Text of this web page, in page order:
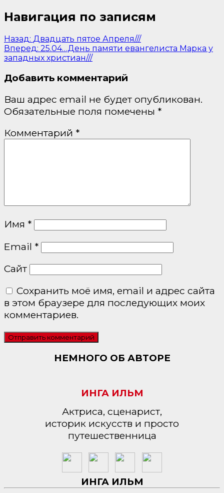
Навигация по записям
Назад: Двадцать пятое Апреля///
Вперед: 25.04…День памяти евангелиста Марка у
западных христиан///
Добавить комментарий
Ваш адрес email не будет опубликован.
Обязательные поля помечены *
Комментарий *
Имя *
Email *
Сайт
Сохранить моё имя, email и адрес сайта
в этом браузере для последующих моих
комментариев.
НЕМНОГО ОБ АВТОРЕ
ИНГА ИЛЬМ
Актриса, сценарист,
историк искусств и просто
путешественница
ИНГА ИЛЬМ